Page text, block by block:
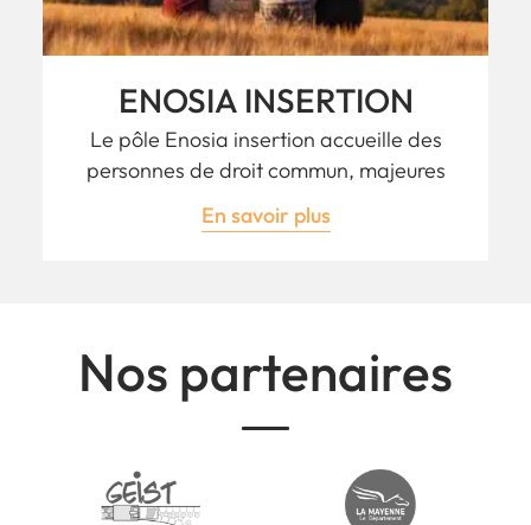
ENOSIA INSERTION
Le pôle Enosia insertion accueille des
personnes de droit commun, majeures
En savoir plus
Nos partenaires